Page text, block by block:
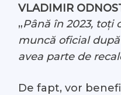
VLADIMIR
„Până în 2023, toți
muncă oficial
avea parte de
De fapt, vor